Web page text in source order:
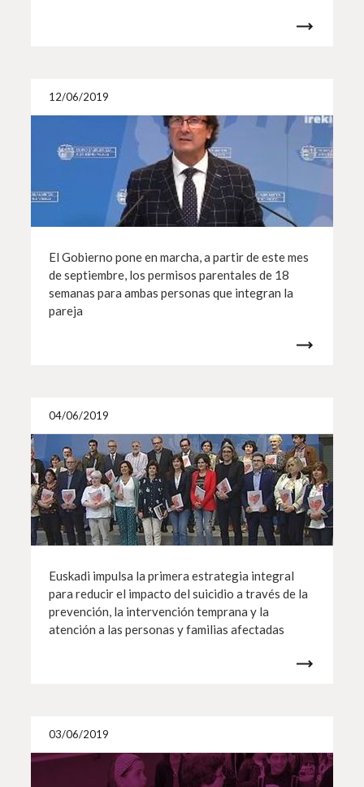
12/06/2019
El Gobierno pone en marcha, a partir de este mes
de septiembre, los permisos parentales de 18
semanas para ambas personas que integran la
pareja
04/06/2019
Euskadi impulsa la primera estrategia integral
para reducir el impacto del suicidio a través de la
prevención, la intervención temprana y la
atención a las personas y familias afectadas
03/06/2019